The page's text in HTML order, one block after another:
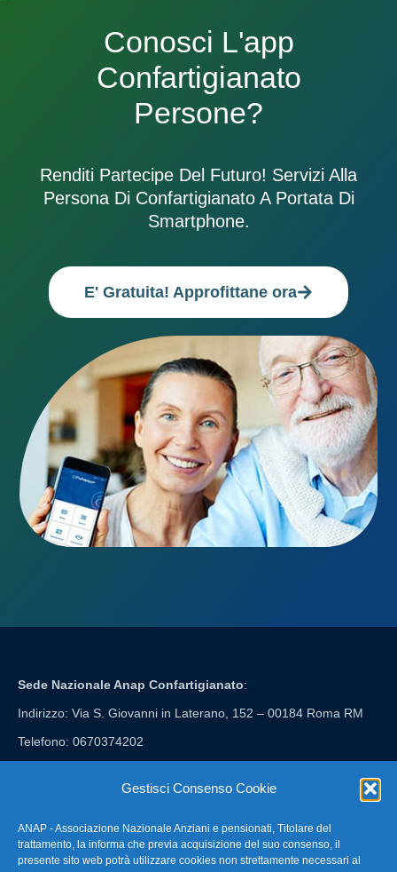
Gestisci Consenso Cookie
ANAP - Associazione Nazionale Anziani e pensionati, Titolare del
trattamento, la informa che previa acquisizione del suo consenso, il
presente sito web potrà utilizzare cookies non strettamente necessari al
Conosci L'app
Confartigianato
Persone?
Renditi Partecipe Del Futuro! Servizi Alla
Persona Di Confartigianato A Portata Di
Smartphone.
E' Gratuita! Approfittane ora
Sede Nazionale Anap Confartigianato:
Indirizzo: Via S. Giovanni in Laterano, 152 – 00184 Roma RM
Telefono: 0670374202
FAQ – Domande Frequenti